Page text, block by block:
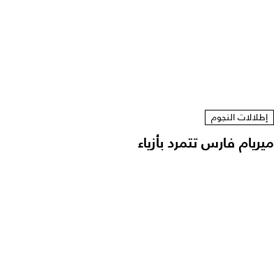
إطلالات النجوم
ميريام فارس تتمرد بأزياء
مستوحاة من الخزانة...